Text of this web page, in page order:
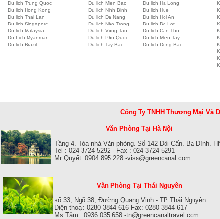
Du lich Trung Quoc
Du lich Hong Kong
Du lich Thai Lan
Du lich Singapore
Du lich Malaysia
Du Lich Myanmar
Du lich Brazil
Du lich Mien Bac
Du lich Ha Long
Du lich Ninh Binh
Du lich Hue
Du lich Da Nang
Du lich Hoi An
Du lich Nha Trang
Du lich Da Lat
Du lich Vung Tau
Du lich Can Tho
Du lich Phu Quoc
Du lich Mien Tay
Du lich Tay Bac
Du lich Dong Bac
Công Ty TNHH Thương Mại Và
Văn Phòng Tại Hà Nội
Tầng 4, Tòa nhà Văn phòng, Số 142 Đội Cấn, Ba Đình,
Tel : 024 3724 5292 - Fax : 024 3724 5291
Mr Quyết :0904 895 228 -visa@greencanal.com
Văn Phòng Tại Thái Nguyên
số 33, Ngõ 38, Đường Quang Vinh - TP Thái Nguyên
Điện thoại: 0280 3844 616 Fax: 0280 3844 617
Ms Tâm : 0936 035 658 -tn@greencanaltravel.com